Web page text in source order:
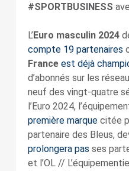
#SPORTBUSINESS
L’Euro masculin 2024
compte 19 partenaires
France est déjà
d’abonnés sur les
neuf des vingt-quatre
l’Euro 2024,
première marquecitée
partenaire des Bleus,
prolongera pas ses
et l’OL //